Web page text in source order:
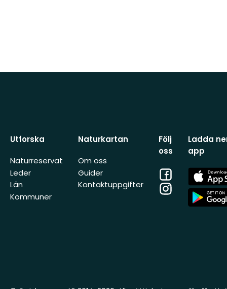
Utforska
Naturreservat
Leder
Län
Kommuner
Naturkartan
Om oss
Guider
Kontaktuppgifter
Följ
oss
Facebook
Instagram
Ladda
app
App
Store
App
Store